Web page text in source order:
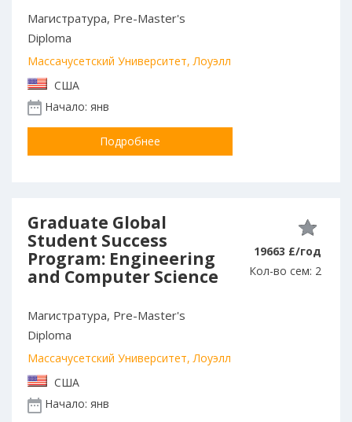
Магистратура, Pre-Master's
Diploma
Массачусетский Университет, Лоуэлл
США
Начало: янв
Подробнее
Graduate Global
Student Success
Program: Engineering
and Computer Science
Магистратура, Pre-Master's
Diploma
Массачусетский Университет, Лоуэлл
США
Начало: янв
19663 £/год
Кол-во сем: 2